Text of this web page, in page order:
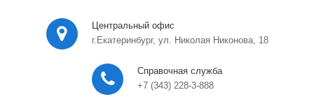
Центральный офис
г.Екатеринбург, ул. Николая Никонова, 18
Справочная служба
+7 (343) 228-3-888